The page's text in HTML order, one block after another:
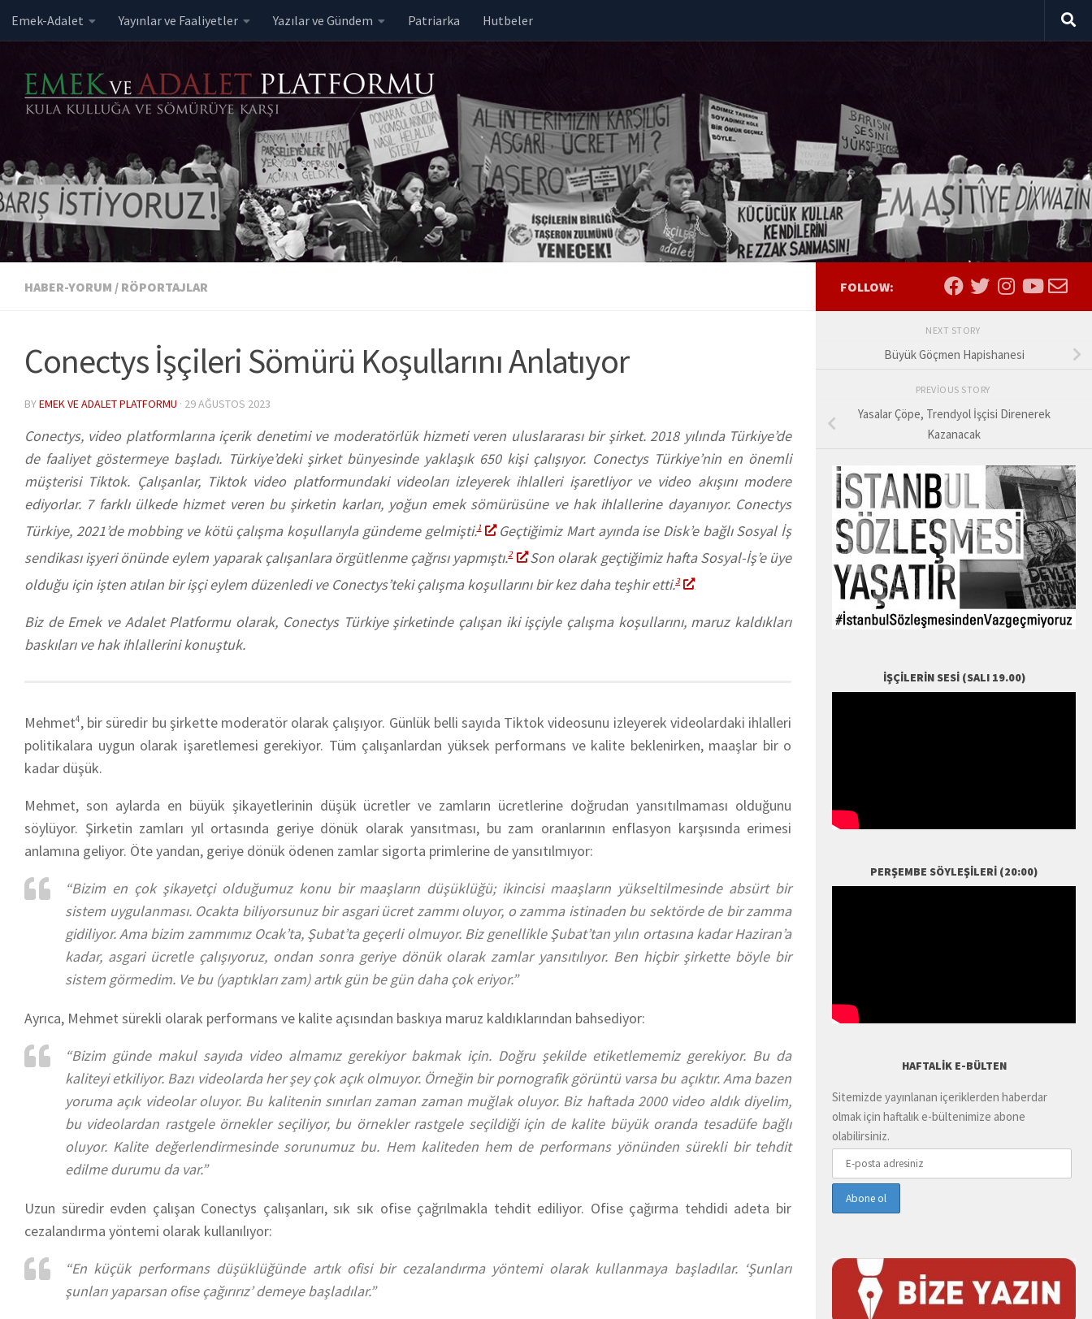
Skip to content
Emek-Adalet Yayınlar ve Faaliyetler Yazılar ve Gündem Patriarka Hutbeler
HABER-YORUM / RÖPORTAJLAR
Conectys İşçileri Sömürü Koşullarını Anlatıyor
BYEMEK VE ADALET PLATFORMU · 29 AĞUSTOS 2023
Conectys, video platformlarına içerik denetimi ve moderatörlük hizmeti veren uluslararası bir şirket. 2018 yılında Türkiye’de
de faaliyet göstermeye başladı. Türkiye’deki şirket bünyesinde yaklaşık 650 kişi çalışıyor. Conectys Türkiye’nin en önemli
müşterisi Tiktok. Çalışanlar, Tiktok video platformundaki videoları izleyerek ihlalleri işaretliyor ve video akışını modere
ediyorlar. 7 farklı ülkede hizmet veren bu şirketin karları, yoğun emek sömürüsüne ve hak ihlallerine dayanıyor. Conectys
Türkiye, 2021’de mobbing ve kötü çalışma koşullarıyla gündeme gelmişti.1
Geçtiğimiz Mart ayında ise Disk’e bağlı Sosyal İş
sendikası işyeri önünde eylem yaparak çalışanlara örgütlenme çağrısı yapmıştı.2
Son olarak geçtiğimiz hafta Sosyal-İş’e üye
olduğu için işten atılan bir işçi eylem düzenledi ve Conectys’teki çalışma koşullarını bir kez daha teşhir etti.3
Biz de Emek ve Adalet Platformu olarak, Conectys Türkiye şirketinde çalışan iki işçiyle çalışma koşullarını, maruz kaldıkları
baskıları ve hak ihlallerini konuştuk.
Mehmet4, bir süredir bu şirkette moderatör olarak çalışıyor. Günlük belli sayıda Tiktok videosunu izleyerek videolardaki ihlalleri
politikalara uygun olarak işaretlemesi gerekiyor. Tüm çalışanlardan yüksek performans ve kalite beklenirken, maaşlar bir o
kadar düşük.
Mehmet, son aylarda en büyük şikayetlerinin düşük ücretler ve zamların ücretlerine doğrudan yansıtılmaması olduğunu
söylüyor. Şirketin zamları yıl ortasında geriye dönük olarak yansıtması, bu zam oranlarının enflasyon karşısında erimesi
anlamına geliyor. Öte yandan, geriye dönük ödenen zamlar sigorta primlerine de yansıtılmıyor:
“Bizim en çok şikayetçi olduğumuz konu bir maaşların düşüklüğü; ikincisi maaşların yükseltilmesinde absürt bir
sistem uygulanması. Ocakta biliyorsunuz bir asgari ücret zammı oluyor, o zamma istinaden bu sektörde de bir zamma
gidiliyor. Ama bizim zammımız Ocak’ta, Şubat’ta geçerli olmuyor. Biz genellikle Şubat’tan yılın ortasına kadar Haziran’a
kadar, asgari ücretle çalışıyoruz, ondan sonra geriye dönük olarak zamlar yansıtılıyor. Ben hiçbir şirkette böyle bir
sistem görmedim. Ve bu (yaptıkları zam) artık gün be gün daha çok eriyor.”
Ayrıca, Mehmet sürekli olarak performans ve kalite açısından baskıya maruz kaldıklarından bahsediyor:
“Bizim günde makul sayıda video almamız gerekiyor bakmak için. Doğru şekilde etiketlememiz gerekiyor. Bu da
kaliteyi etkiliyor. Bazı videolarda her şey çok açık olmuyor. Örneğin bir pornografik görüntü varsa bu açıktır. Ama bazen
yoruma açık videolar oluyor. Bu kalitenin sınırları zaman zaman muğlak oluyor. Biz haftada 2000 video aldık diyelim,
bu videolardan rastgele örnekler seçiliyor, bu örnekler rastgele seçildiği için de kalite büyük oranda tesadüfe bağlı
oluyor. Kalite değerlendirmesinde sorunumuz bu. Hem kaliteden hem de performans yönünden sürekli bir tehdit
edilme durumu da var.”
Uzun süredir evden çalışan Conectys çalışanları, sık sık ofise çağrılmakla tehdit ediliyor. Ofise çağırma tehdidi adeta bir
cezalandırma yöntemi olarak kullanılıyor:
“En küçük performans düşüklüğünde artık ofisi bir cezalandırma yöntemi olarak kullanmaya başladılar. ‘Şunları
şunları yaparsan ofise çağırırız’ demeye başladılar.”
FOLLOW:
NEXT STORY
Büyük Göçmen Hapishanesi
PREVIOUS STORY
Yasalar Çöpe, Trendyol İşçisi Direnerek
Kazanacak
İŞÇILERIN SESI (SALI 19.00)
PERŞEMBE SÖYLEŞILERI (20:00)
HAFTALIK E-BÜLTEN
Sitemizde yayınlanan içeriklerden haberdar
olmak için haftalık e-bültenimize abone
olabilirsiniz.